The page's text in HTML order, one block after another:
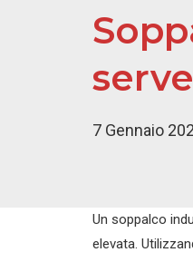
Scaffali
Scaffalature
serve
7 Gennaio
Un soppalco
elevata.